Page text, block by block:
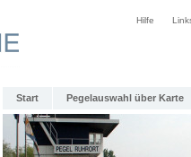
Hilfe
Start Pegelauswahl über Karte